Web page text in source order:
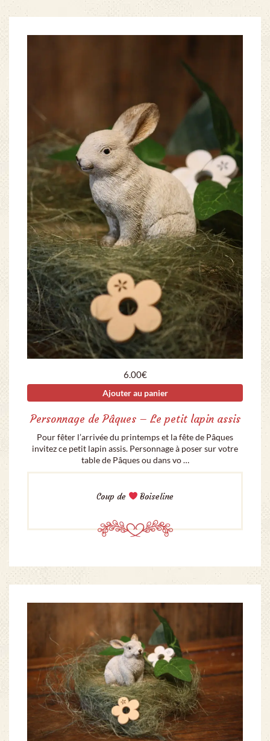
6.00€
Ajouter au panier
Personnage de Pâques – Le petit lapin assis
Pour fêter l’arrivée du printemps et la fête de Pâques
invitez ce petit lapin assis. Personnage à poser sur votre
table de Pâques ou dans vo …
Coup de Boiseline